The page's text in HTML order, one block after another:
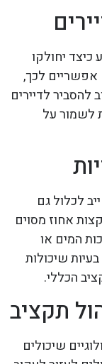
יחולקו
אפשריים לכך,
לדיירים
לשמור על
לכלול גם
אחוז מסוים
המים או
שיכולות
הכללי.
תקציב
שיכולים